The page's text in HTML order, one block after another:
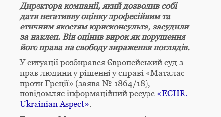
Директора компанії, який дозволив собі
дати негативну оцінку професійним та
етичним якостям юрисконсульта, засудили
за наклеп. Він оцінив вирок як порушення
його права на свободу вираження поглядів.
У ситуації розбирався Європейський суд з
прав людини у рішенні у справі «Маталас
проти Греції» (заява № 1864/18),
повідомляє інформаційний ресурс «ECHR.
Ukrainian Aspect».